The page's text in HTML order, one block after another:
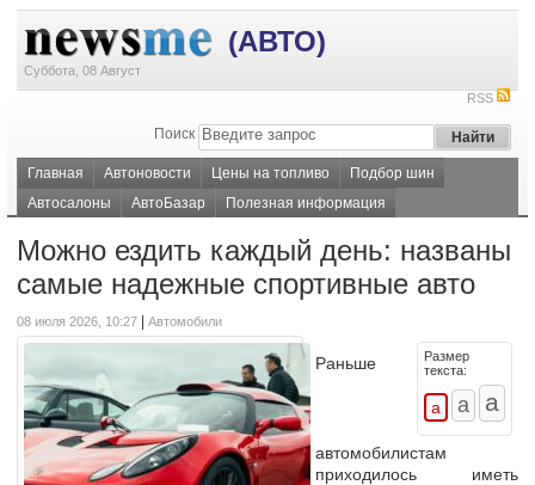
(АВТО)
Суббота, 08 Август
RSS
Поиск
Главная Автоновости Цены на топливо
Подбор шин
Автосалоны
АвтоБазар Полезная информация
Можно ездить каждый день: названы
самые надежные спортивные авто
08 июля 2026, 10:27 Автомобили
Размер
текста:
Раньше
автомобилистам
приходилось иметь